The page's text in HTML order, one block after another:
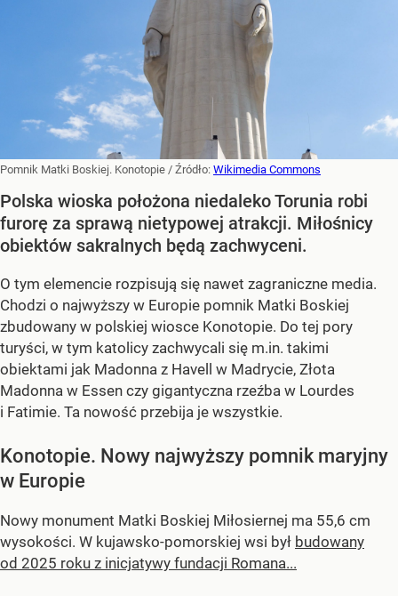
Pomnik Matki Boskiej. Konotopie / Źródło: Wikimedia Commons
Polska wioska położona niedaleko Torunia robi
furorę za sprawą nietypowej atrakcji. Miłośnicy
obiektów sakralnych będą zachwyceni.
O tym elemencie rozpisują się nawet zagraniczne media.
Chodzi o najwyższy w Europie pomnik Matki Boskiej
zbudowany w polskiej wiosce Konotopie. Do tej pory
turyści, w tym katolicy zachwycali się m.in. takimi
obiektami jak Madonna z Havell w Madrycie, Złota
Madonna w Essen czy gigantyczna rzeźba w Lourdes
i Fatimie. Ta nowość przebija je wszystkie.
Konotopie. Nowy najwyższy pomnik maryjny
w Europie
Nowy monument Matki Boskiej Miłosiernej ma 55,6 cm
wysokości. W kujawsko-pomorskiej wsi był budowany
od 2025 roku z inicjatywy fundacji Romana...